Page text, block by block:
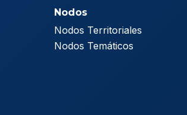
Nodos
Nodos Territoriales
Nodos Temáticos